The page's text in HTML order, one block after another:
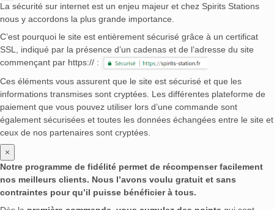
La sécurité sur internet est un enjeu majeur et chez Spirits Stations
nous y accordons la plus grande importance.
C’est pourquoi le site est entièrement sécurisé grâce à un certificat
SSL, indiqué par la présence d’un cadenas et de l’adresse du site
commençant par https:// :
Ces éléments vous assurent que le site est sécurisé et que les
informations transmises sont cryptées. Les différentes plateforme de
paiement que vous pouvez utiliser lors d’une commande sont
également sécurisées et toutes les données échangées entre le site et
ceux de nos partenaires sont cryptées.
×
Notre programme de fidélité permet de récompenser facilement
nos meilleurs clients. Nous l’avons voulu gratuit et sans
contraintes pour qu’il puisse bénéficier à tous.